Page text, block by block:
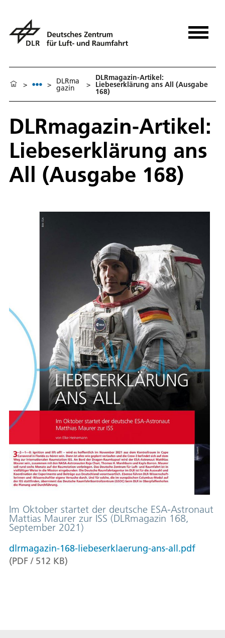
> > DLRma
gazin >
DLRmagazin-Artikel:
Liebeserklärung ans All (Ausgabe
168)
DLRmagazin-Artikel:
Liebeserklärung ans
All (Ausgabe 168)
Im Oktober startet der deutsche ESA-Astronaut
Mattias Maurer zur ISS (DLRmagazin 168,
September 2021)
dlrmagazin-168-liebeserklaerung-ans-all.pdf
(PDF / 512 KB)